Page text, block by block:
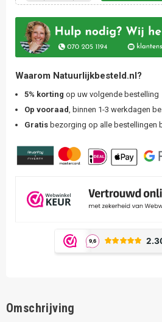
Waarom Natuurlijkbesteld.nl?
5% korting op uw volgende bestelling
Op vooraad
, binnen 1-3 werkdagen
Gratis bezorging op alle bestellingen
Omschrijving